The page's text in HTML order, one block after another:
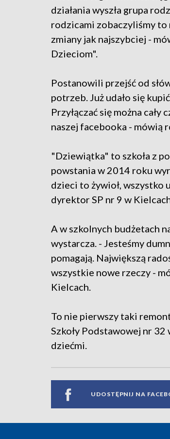
działania wyszła grupa
rodzicami zobaczyliśmy
zmiany jak najszybciej -
Dzieciom".
Postanowili przejść od
potrzeb. Już udało się
Przyłączać się można cały
naszej facebooka - mówią
"Dziewiątka" to szkoła z
powstania w 2014 roku
dzieci to żywioł, wszystko
dyrektor SP nr 9 w
A w szkolnych budżetach
wystarcza. - Jesteśmy
pomagają. Największą
wszystkie nowe rzeczy -
Kielcach.
To nie pierwszy taki
Szkoły Podstawowej nr
dziećmi.
UDOSTĘPNIJ NA